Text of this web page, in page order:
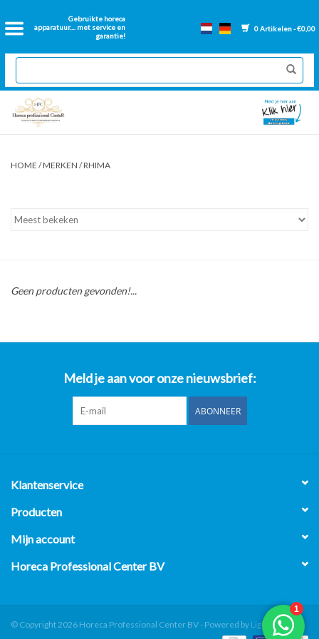
Gebruikte horeca
apparatuur.... met service en
garantie!
0 Artikelen - €0,00
Home
2dehands Horeca
Nieuwe apparatuur
Onderdelen bakwanden
Over ons
HOME /MERKEN /RHIMA
Geen producten gevonden!...
Meld je aan voor onze nieuwsbrief:
ABONNEER
Klantenservice
Producten
Mijn account
Horeca Professional Center BV
© Copyright 2026 Horeca Professional Center BV - Powered by Lightspeed